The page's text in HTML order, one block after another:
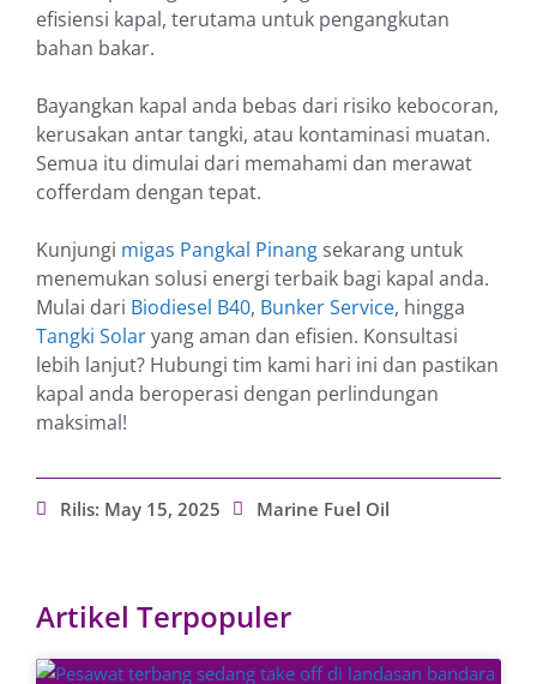
efisiensi kapal, terutama untuk pengangkutan
bahan bakar.
Bayangkan kapal anda bebas dari risiko kebocoran,
kerusakan antar tangki, atau kontaminasi muatan.
Semua itu dimulai dari memahami dan merawat
cofferdam dengan tepat.
Kunjungi migas Pangkal Pinang sekarang untuk
menemukan solusi energi terbaik bagi kapal anda.
Mulai dari Biodiesel B40, Bunker Service, hingga
Tangki Solaryang aman dan efisien. Konsultasi
lebih lanjut? Hubungi tim kami hari ini dan pastikan
kapal anda beroperasi dengan perlindungan
maksimal!
Rilis: May 15, 2025 Marine Fuel Oil
Artikel Terpopuler